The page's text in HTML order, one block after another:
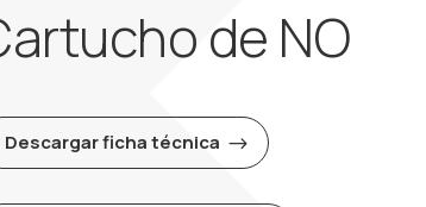
de NO
Descargar ficha técnica